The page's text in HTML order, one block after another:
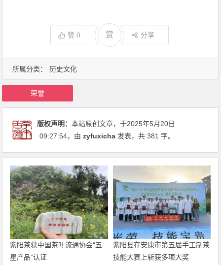
所属分类： 历史文化
赞0 赏 分享
荣誉
版权声明：本站原创文章，于2025年5月20日
09:27:54，由zyfuxicha 发表，共 381 字。
紫阳茶获中国茶叶流通协会“五
星产品”认证
紫阳县在安康市第五届手工制茶
技能大赛上斩获多项大奖